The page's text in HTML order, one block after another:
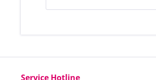
Service Hotline